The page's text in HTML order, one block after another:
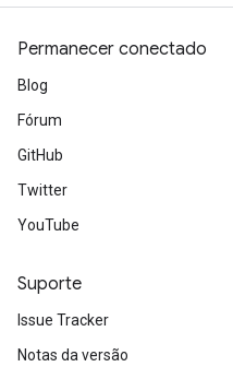
Permanecer conectado
Blog
Fórum
GitHub
Twitter
YouTube
Suporte
Issue Tracker
Notas da versão